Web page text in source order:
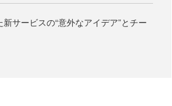
サービスの“意外なアイデア”とチー